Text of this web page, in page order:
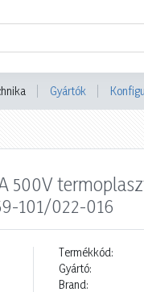
Gyártók
500V
101/022-016
Termékkód:
Gyártó:
Brand: